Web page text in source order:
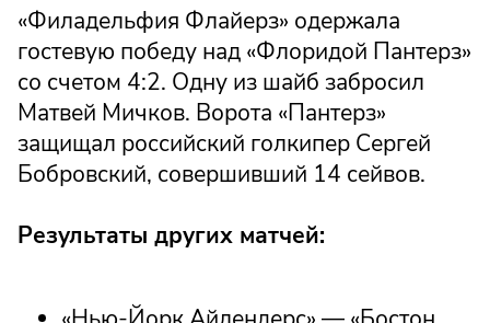
«Филадельфия Флайерз» одержала
гостевую победу над «Флоридой Пантерз»
со счетом 4:2. Одну из шайб забросил
Матвей Мичков. Ворота «Пантерз»
защищал российский голкипер Сергей
Бобровский, совершивший 14 сейвов.
Результаты других матчей: